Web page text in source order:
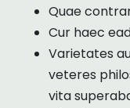
Quae
Cur haec
Varietates
veteres
vita